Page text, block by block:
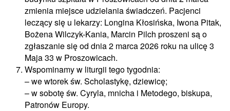
zmienia miejsce udzielania świadczeń. Pacjenci
leczący się u lekarzy: Longina Kłosińska, Iwona Pitak,
Bożena Wilczyk-Kania, Marcin Pilch proszeni są o
zgłaszanie się od dnia 2 marca 2026 roku na ulicę 3
Maja 33 w Proszowicach.
Wspominamy w liturgii tego tygodnia:
– we wtorek św. Scholastykę, dziewicę;
– w sobotę św. Cyryla, mnicha i Metodego, biskupa,
Patronów Europy.